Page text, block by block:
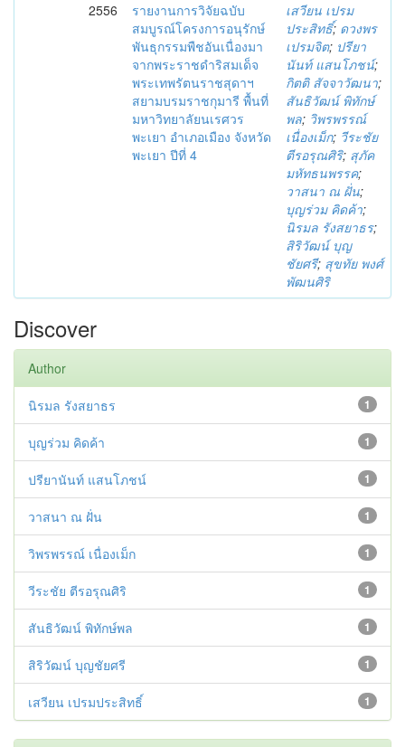
2556
รายงานการวิจัยฉบับ
สมบูรณ์โครงการอนุรักษ์
พันธุกรรมพืชอันเนื่องมา
จากพระราชดำริสมเด็จ
พระเทพรัตนราชสุดาฯ
สยามบรมราชกุมารี พื้นที่
มหาวิทยาลัยนเรศวร
พะเยา อำเภอเมือง จังหวัด
พะเยา ปีที่ 4
เสวียน เปรม
ประสิทธิ์; ดวงพร
เปรมจิต; ปรียา
นันท์ แสนโภชน์;
กิตติ สัจจาวัฒนา;
สันธิวัฒน์ พิทักษ์
พล; วิพรพรรณ์
เนื่องเม็ก; วีระชัย
ตีรอรุณศิริ; สุภัค
มหัทธนพรรค;
วาสนา ณ ฝั่น;
บุญร่วม คิดค้า;
นิรมล รังสยาธร;
สิริวัฒน์ บุญ
ชัยศรี; สุขทัย พงศ์
พัฒนศิริ
Discover
Author
1
นิรมล รังสยาธร
1
บุญร่วม คิดค้า
1
ปรียานันท์ แสนโภชน์
1
วาสนา ณ ฝั่น
1
วิพรพรรณ์ เนื่องเม็ก
1
วีระชัย ตีรอรุณศิริ
1
สันธิวัฒน์ พิทักษ์พล
1
สิริวัฒน์ บุญชัยศรี
1
เสวียน เปรมประสิทธิ์